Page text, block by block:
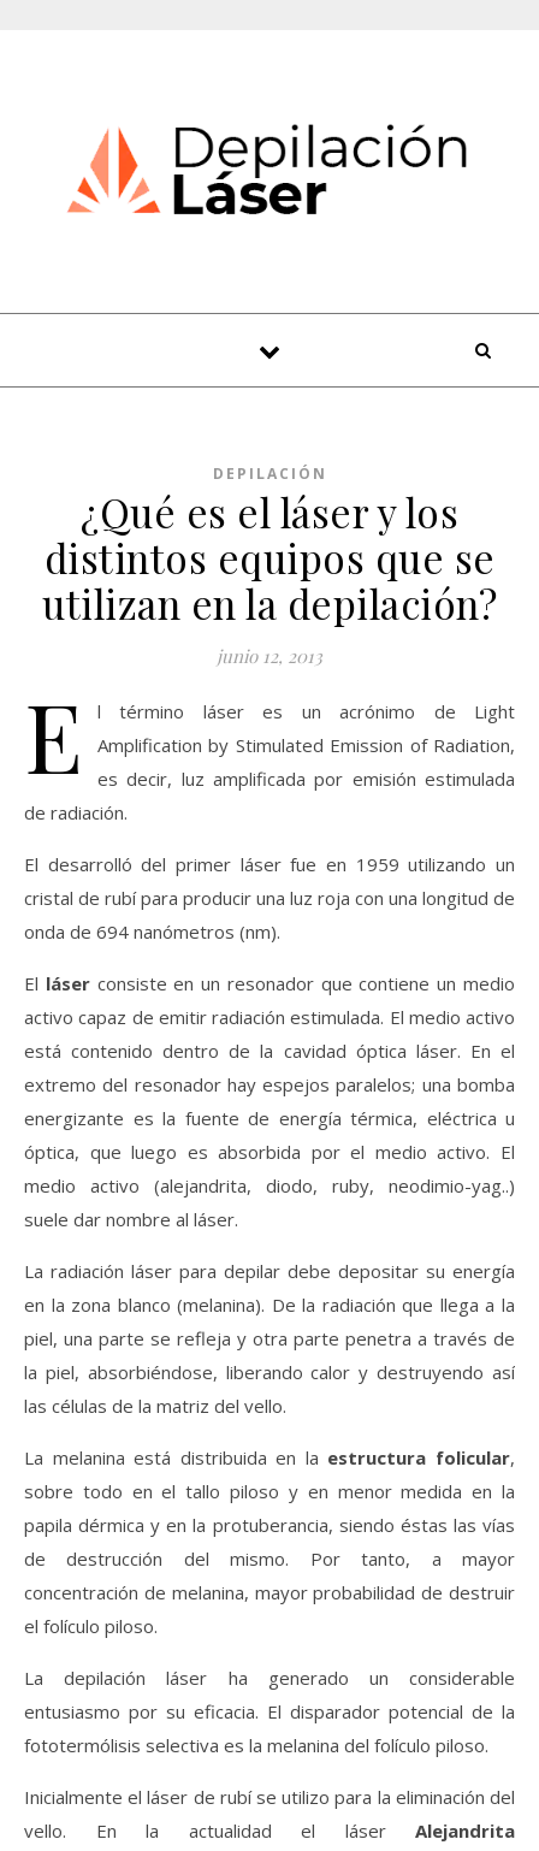
DEPILACIÓN
¿Qué es el láser y los
distintos equipos que se
utilizan en la depilación?
junio 12, 2013
E
l término láser es un acrónimo de Light
Amplification by Stimulated Emission of Radiation,
es decir, luz amplificada por emisión estimulada
de radiación.
El desarrolló del primer láser fue en 1959 utilizando un
cristal de rubí para producir una luz roja con una longitud de
onda de 694 nanómetros (nm).
El láserconsiste en un resonador que contiene un medio
activo capaz de emitir radiación estimulada. El medio activo
está contenido dentro de la cavidad óptica láser. En el
extremo del resonador hay espejos paralelos; una bomba
energizante es la fuente de energía térmica, eléctrica u
óptica, que luego es absorbida por el medio activo. El
medio activo (alejandrita, diodo, ruby, neodimio-yag..)
suele dar nombre al láser.
La radiación láser para depilar debe depositar su energía
en la zona blanco (melanina). De la radiación que llega a la
piel, una parte se refleja y otra parte penetra a través de
la piel, absorbiéndose, liberando calor y destruyendo así
las células de la matriz del vello.
La melanina está distribuida en la estructura folicular,
sobre todo en el tallo piloso y en menor medida en la
papila dérmica y en la protuberancia, siendo éstas las vías
de destrucción del mismo. Por tanto, a mayor
concentración de melanina, mayor probabilidad de destruir
el folículo piloso.
La depilación láser ha generado un considerable
entusiasmo por su eficacia. El disparador potencial de la
fototermólisis selectiva es la melanina del folículo piloso.
Inicialmente el láser de rubí se utilizo para la eliminación del
vello. En la actualidad el láser Alejandrita